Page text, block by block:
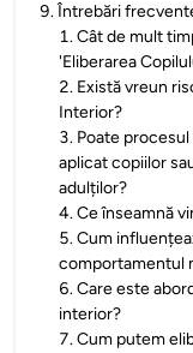
9.Întrebări
1.Cât de mult
'Eliberarea
2. Există vreun
Interior?
3. Poate
aplicat copiilor
adulților?
4.Ce înseamnă
5.Cum
comportamentul
6.Care este
interior?
7.Cum putem